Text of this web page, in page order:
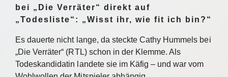
bei „Die Verräter“ direkt auf
„Todesliste“: „Wisst ihr, wie fit ich bin?“
Es dauerte nicht lange, da steckte Cathy Hummels bei
„Die Verräter“ (RTL) schon in der Klemme. Als
Todeskandidatin landete sie im Käfig – und war vom